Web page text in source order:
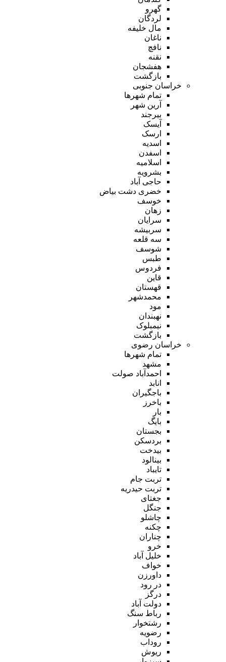
گهرو
لردگان
مال خلیفه
ناغان
نافچ
نقنه
هفشجان
بازگشت
خراسان جنوبی
تمام شهر‌ها
آرین شهر
بیرجند
آیسک
ارسک
اسدیه
اسفدن
اسلامیه
بشرویه
حاجی آباد
خضری دشت بیاض
خوسف
زهان
سرایان
سربیشه
سه قلعه
شوسف
طبس
فردوس
قاین
قهستان
محمدشهر
مود
نهبندان
نیمبلوک
بازگشت
خراسان رضوی
تمام شهر‌ها
مشهد
احمدآباد صولت
انابد
باجگیران
باخرز
بار
بایگ
بجستان
بردسکن
بیدخت
بینالود
تایباد
تربت جام
تربت حیدریه
جغتای
جنگل
چاشلو
چکنه
چناران
خرو
خلیل آباد
خواف
داورزن
در رود
درگز
دولت آباد
رباط سنگ
رشتخوار
رضویه
روداب
ریوش